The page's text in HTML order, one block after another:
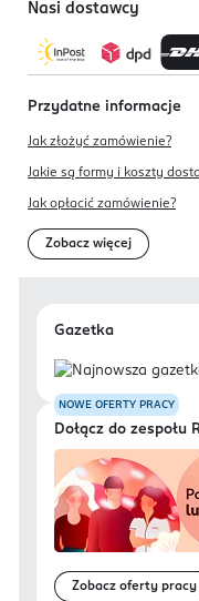
Nasi dostawcy
Przydatne informacje
Jak złożyć zamówienie?
Jakie są formy i koszty
Jak opłacić zamówienie?
Zobacz więcej
Gazetka
NOWE OFERTY PRACY
Dołącz do zespołu
Zobacz oferty pracy